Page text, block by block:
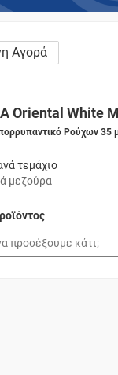
Αγορά
Oriental White
Ρούχων 35
τεμάχιο
μεζούρα